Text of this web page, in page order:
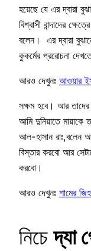
হয়েছে যে এর দ্বারা
বিশ্বাসী বান্দাদের
বলেন। এর দ্বারা
কুকর্মের প্ররোচনা
আরও দেখুনঃ আওয়ার
সক্ষম হবে। আর
আমি দুনিয়াতে মায়াকে
আল-হাসান রাঃ,বলেন
বিস্তার করবো আর
করবো।
আরও দেখুনঃ শামের
নিচেদ্যা